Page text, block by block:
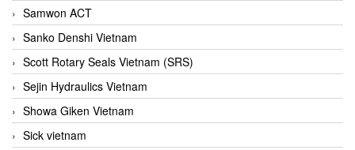
Samwon ACT
Sanko Denshi Vietnam
Scott Rotary Seals Vietnam (SRS)
Sejin Hydraulics Vietnam
Showa Giken Vietnam
Sick vietnam